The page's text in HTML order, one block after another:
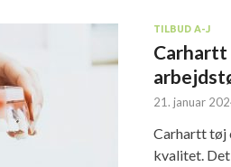
TILBUD A-J
21. januar
Carhartt tøj
kvalitet.